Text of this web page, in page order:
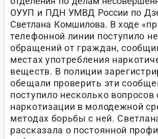
ОУУП и ПДН УМВД России по
Светлана Комшилова. В ходе
телефонной линии поступило
обращений от граждан,
местах употребления
веществ. В полиции
обещали проверить эти
поступило несколько вопросов
наркотизации в молодежной
методах борьбы с ней.
рассказала о постоянной